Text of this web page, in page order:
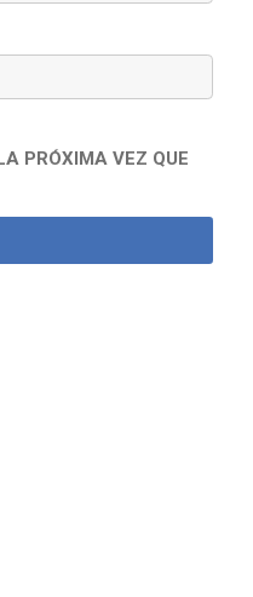
PRÓXIMA VEZ QUE